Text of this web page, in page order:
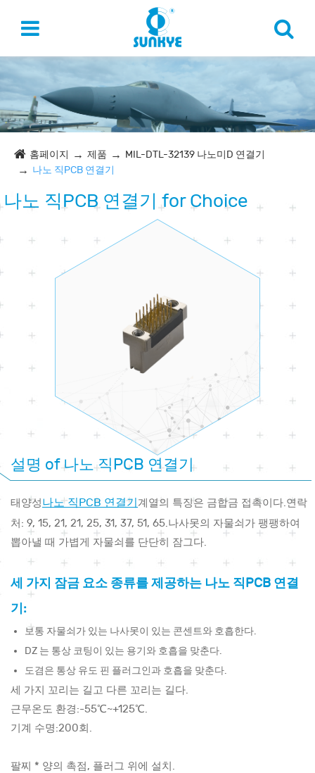
홈페이지 제품
MIL-DTL-32139 나노미D 연결기
나노 직PCB 연결기
나노 직PCB 연결기 for Choice
설명 of 나노 직PCB 연결기
태양성나노 직PCB 연결기 계열의 특징은 금합금 접촉이다.연락
처: 9, 15, 21, 21, 25, 31, 37, 51, 65.나사못의 자물쇠가 팽팽하여
뽑아낼 때 가볍게 자물쇠를 단단히 잠그다.
세 가지 잠금 요소 종류를 제공하는 나노 직PCB 연결
기:
보통 자물쇠가 있는 나사못이 있는 콘센트와 호흡한다.
DZ 는 통상 코팅이 있는 용기와 호흡을 맞춘다.
도겸은 통상 유도 핀 플러그인과 호흡을 맞춘다.
세 가지 꼬리는 길고 다른 꼬리는 길다.
근무온도 환경:-55℃~+125℃.
기계 수명:200회.
팔찌 * 양의 촉점, 플러그 위에 설치.